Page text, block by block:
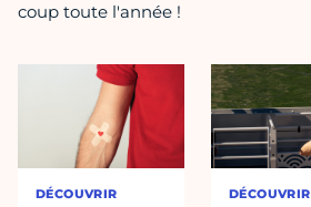
coup toute l'année !
DÉCOUVRIR DÉCOUVRIR